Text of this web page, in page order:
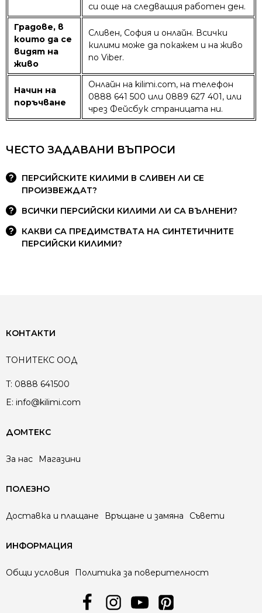
си още на следващия работен ден.
Градове, в
които да се
видят на
живо
Сливен, София и онлайн. Всички
килими може да покажем и на живо
по Viber.
Начин на
поръчване
Онлайн на kilimi.com, на телефон
0888 641 500 или 0889 627 401, или
чрез Фейсбук страницата ни.
ЧЕСТО ЗАДАВАНИ ВЪПРОСИ
ПЕРСИЙСКИТЕ КИЛИМИ В СЛИВЕН ЛИ СЕ
ПРОИЗВЕЖДАТ?
ВСИЧКИ ПЕРСИЙСКИ КИЛИМИ ЛИ СА ВЪЛНЕНИ?
КАКВИ СА ПРЕДИМСТВАТА НА СИНТЕТИЧНИТЕ
ПЕРСИЙСКИ КИЛИМИ?
КОНТАКТИ
ТОНИТЕКС ООД
T: 0888 641500
E: info@kilimi.com
ДОМТЕКС
За нас Магазини
ПОЛЕЗНО
Доставка и плащане Връщане и замяна Съвети
ИНФОРМАЦИЯ
Общи условия Политика за поверителност